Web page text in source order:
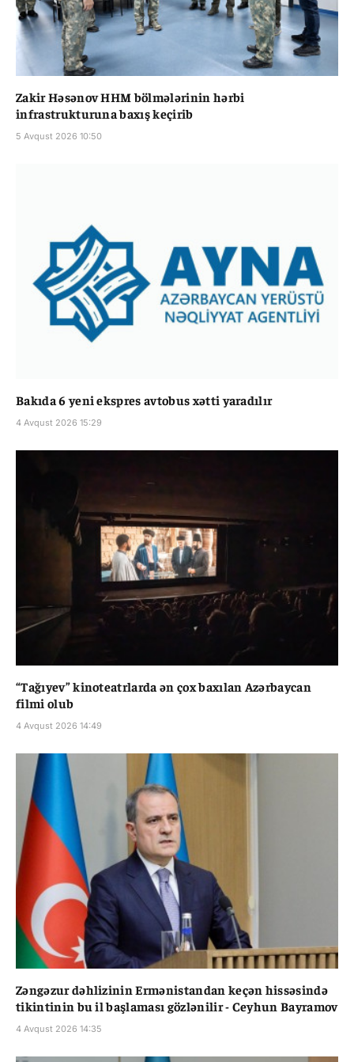
Zakir Həsənov HHM bölmələrinin hərbi
infrastrukturuna baxış keçirib
5 Avqust 2026 10:50
Bakıda 6 yeni ekspres avtobus xətti yaradılır
4 Avqust 2026 15:29
“Tağıyev” kinoteatrlarda ən çox baxılan Azərbaycan
filmi olub
4 Avqust 2026 14:49
Zəngəzur dəhlizinin Ermənistandan keçən hissəsində
tikintinin bu il başlaması gözlənilir - Ceyhun Bayramov
4 Avqust 2026 14:35